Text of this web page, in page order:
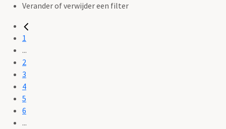
Verander of verwijder een filter
1
...
2
3
4
5
6
...